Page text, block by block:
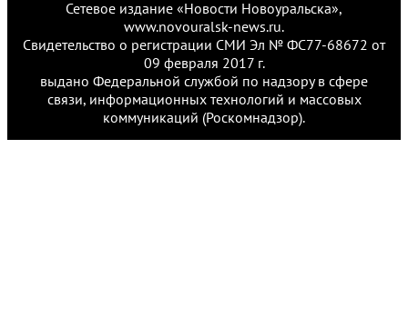
Сетевое издание «Новости Новоуральска»,
www.novouralsk-news.ru.
Свидетельство о регистрации СМИ Эл № ФС77-68672 от
09 февраля 2017 г.
выдано Федеральной службой по надзору в сфере
связи, информационных технологий и массовых
коммуникаций (Роскомнадзор).